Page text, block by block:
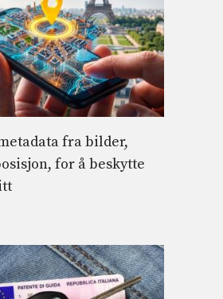
fra bilder,
for å beskytte